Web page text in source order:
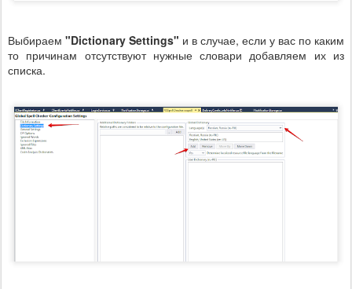
Выбираем "Dictionary Settings" и в случае, если у вас по каким
то причинам отсутствуют нужные словари добавляем их из
списка.